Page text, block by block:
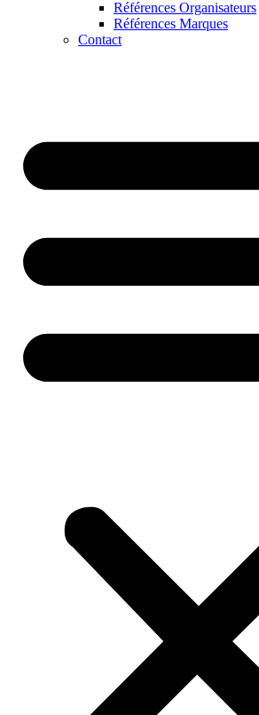
Références Organisateurs
Références Marques
Contact